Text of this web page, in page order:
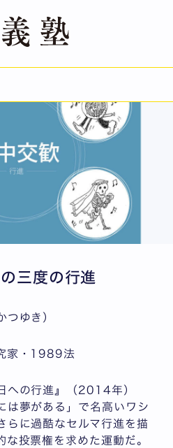
三度の行進
ゆき）
家・1989法
への行進』（2014年）
は夢がある」で名高いワシ
らに過酷なセルマ行進を描
な投票権を求めた運動だ。